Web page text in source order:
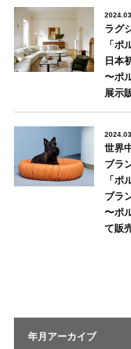
ラグ
「ポ
日本
〜ポ
展⽰
世界
ブラ
「ポ
ブラ
〜ポ
て販
年月アーカイブ